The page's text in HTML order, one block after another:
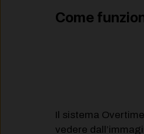
Come
Il sistema
vedere